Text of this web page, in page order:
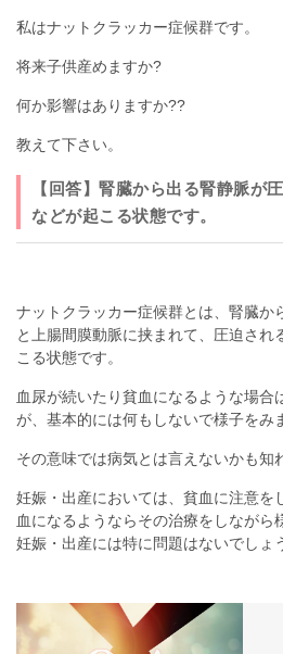
私はナットクラッカー症候群です。
将来子供産めますか?
何か影響はありますか??
教えて下さい。
【回答】腎臓から出る腎静脈が
などが起こる状態です。
ナットクラッカー症候群とは、腎臓か
と上腸間膜動脈に挟まれて、圧迫され
こる状態です。
血尿が続いたり貧血になるような場合
が、基本的には何もしないで様子をみ
その意味では病気とは言えないかも知
妊娠・出産においては、貧血に注意を
血になるようならその治療をしながら
妊娠・出産には特に問題はないでしょ